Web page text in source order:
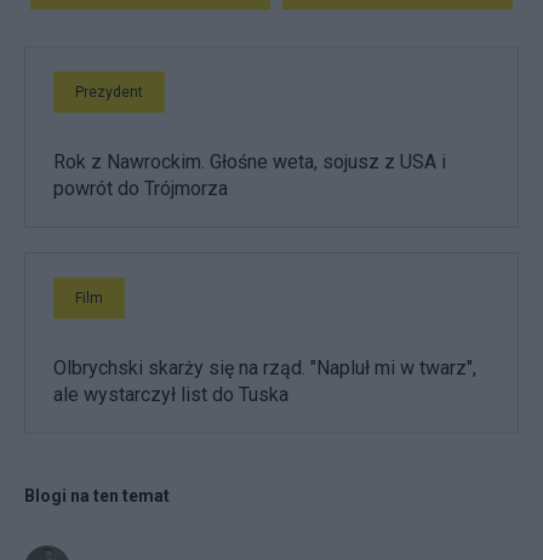
Prezydent
Rok z Nawrockim. Głośne weta, sojusz z USA i
powrót do Trójmorza
Film
Olbrychski skarży się na rząd. "Napluł mi w twarz",
ale wystarczył list do Tuska
Blogi na ten temat